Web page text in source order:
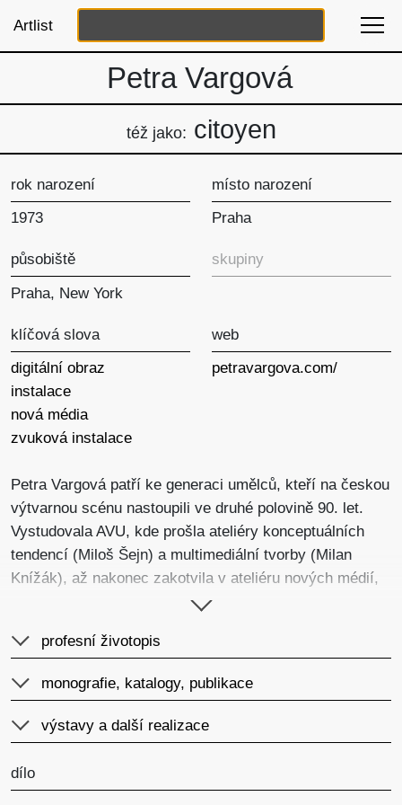
Artlist
Petra Vargová
též jako: citoyen
rok narození
1973
místo narození
Praha
působiště
Praha, New York
skupiny
klíčová slova
digitální obraz
instalace
nová média
zvuková instalace
web
petravargova.com/
Petra Vargová patří ke generaci umělců, kteří na českou
výtvarnou scénu nastoupili ve druhé polovině 90. let.
Vystudovala AVU, kde prošla ateliéry konceptuálních
tendencí (Miloš Šejn) a multimediální tvorby (Milan
Knížák), až nakonec zakotvila v ateliéru nových médií,
jenž jejímu naturelu vyhovoval nejvíc. V současné době
tvorbě systematicky využívá tzv. nové technologie.
Jedna z prvních realizací Vargové – Socha s lidským
nějž mohl divák vstoupit, načež byl jeho pohyb
polštářů. Diváci tak mohli skrz průhledné stěny vidět
profesní životopis
monografie, katalogy, publikace
výstavy a další realizace
dílo